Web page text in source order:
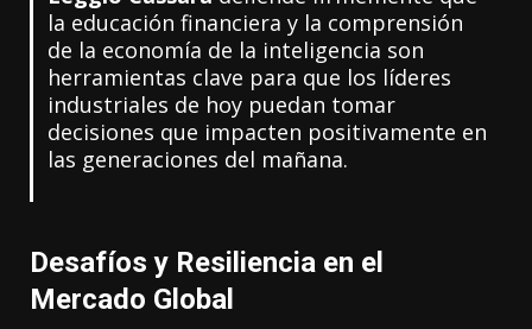
la educación financiera y la comprensión
de la economía de la inteligencia son
herramientas clave para que los líderes
industriales de hoy puedan tomar
decisiones que impacten positivamente en
las generaciones del mañana.
Desafíos y Resiliencia en el
Mercado Global